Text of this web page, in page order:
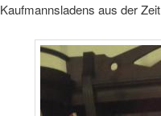
Kaufmannsladens aus der